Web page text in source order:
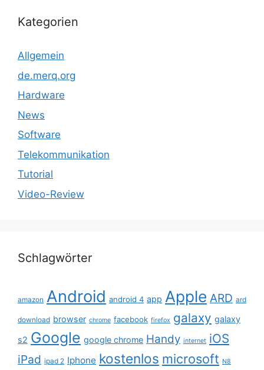
Kategorien
Allgemein
de.merq.org
Hardware
News
Software
Telekommunikation
Tutorial
Video-Review
Schlagwörter
amazon Android android 4 app Apple ARD ard
download browser chrome facebook firefox galaxy galaxy
s2 Google google chrome Handy internet iOS
iPad ipad 2 Iphone kostenlos microsoft N8